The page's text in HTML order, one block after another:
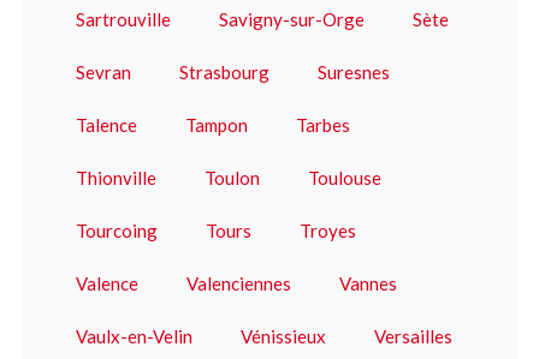
Sartrouville Savigny-sur-Orge Sète
Sevran Strasbourg Suresnes
Talence Tampon Tarbes
Thionville Toulon Toulouse
Tourcoing Tours Troyes
Valence Valenciennes Vannes
Vaulx-en-Velin Vénissieux Versailles